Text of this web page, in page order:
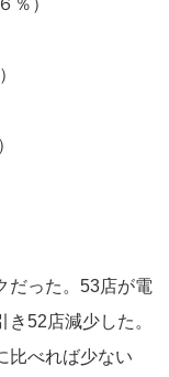
）
だった。53店が電
52店減少した。
比べれば少ない